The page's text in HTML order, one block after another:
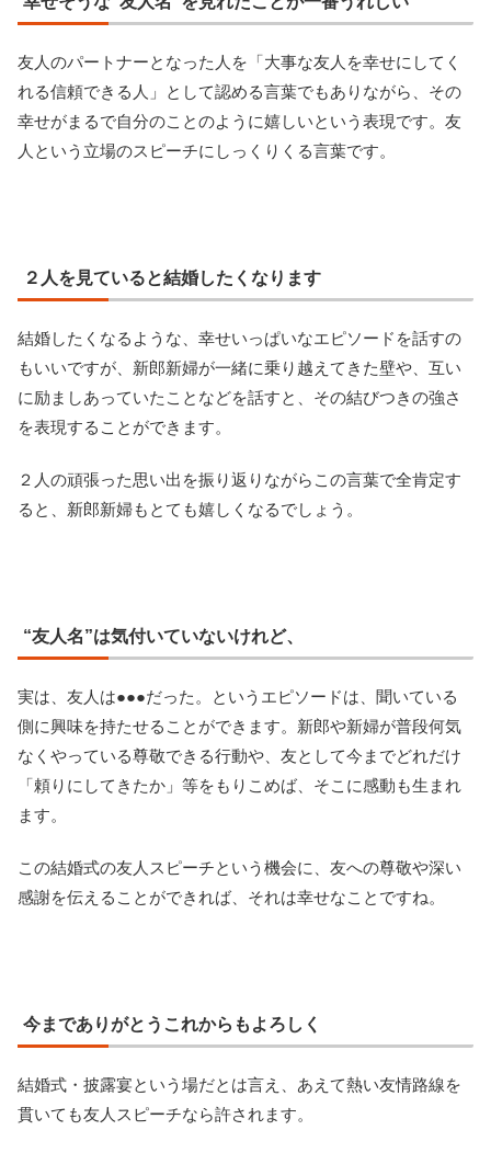
友人のパートナーとなった人を「大事な友人を幸せにしてく
れる信頼できる人」として認める言葉でもありながら、その
幸せがまるで自分のことのように嬉しいという表現です。友
人という立場のスピーチにしっくりくる言葉です。
２人を見ていると結婚したくなります
結婚したくなるような、幸せいっぱいなエピソードを話すの
もいいですが、新郎新婦が一緒に乗り越えてきた壁や、互い
に励ましあっていたことなどを話すと、その結びつきの強さ
を表現することができます。
２人の頑張った思い出を振り返りながらこの言葉で全肯定す
ると、新郎新婦もとても嬉しくなるでしょう。
“友人名”は気付いていないけれど、
実は、友人は●●●だった。というエピソードは、聞いている
側に興味を持たせることができます。新郎や新婦が普段何気
なくやっている尊敬できる行動や、友として今までどれだけ
「頼りにしてきたか」等をもりこめば、そこに感動も生まれ
ます。
この結婚式の友人スピーチという機会に、友への尊敬や深い
感謝を伝えることができれば、それは幸せなことですね。
今までありがとうこれからもよろしく
結婚式・披露宴という場だとは言え、あえて熱い友情路線を
貫いても友人スピーチなら許されます。